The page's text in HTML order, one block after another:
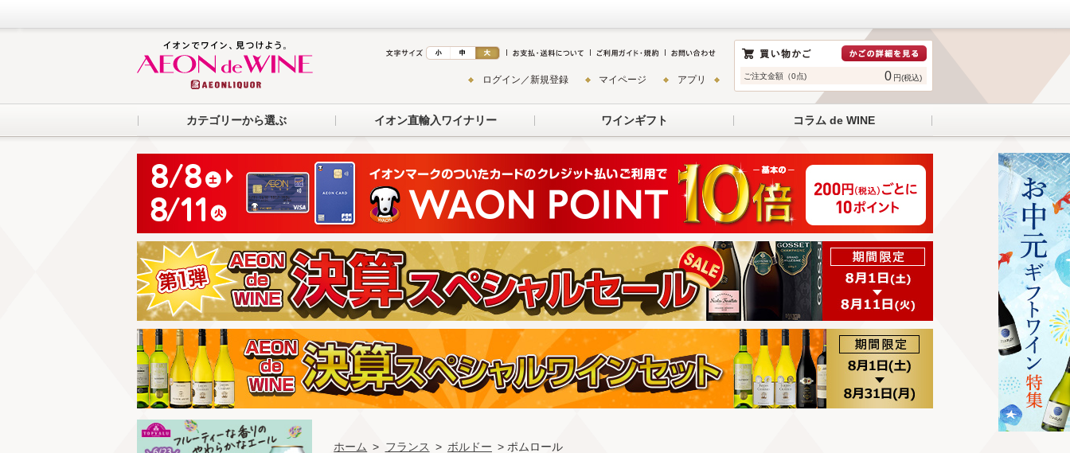
ご注文金額（0点) 0 円(税込)
ログイン／新規登録 マイページ アプリ
カテゴリーから選ぶ イオン直輸入ワイナリー ワインギフト コラム de WINE
ホーム > フランス > ボルドー > ポムロール